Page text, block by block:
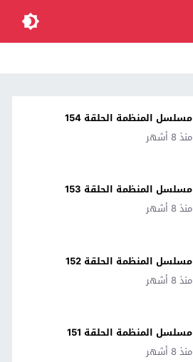
مسلسل المنظمة الحلقة 154
منذ 8 أشهر
مسلسل المنظمة الحلقة 153
منذ 8 أشهر
مسلسل المنظمة الحلقة 152
منذ 8 أشهر
مسلسل المنظمة الحلقة 151
منذ 8 أشهر